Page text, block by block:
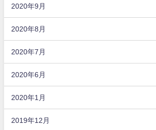
2020年9月
2020年8月
2020年7月
2020年6月
2020年1月
2019年12月